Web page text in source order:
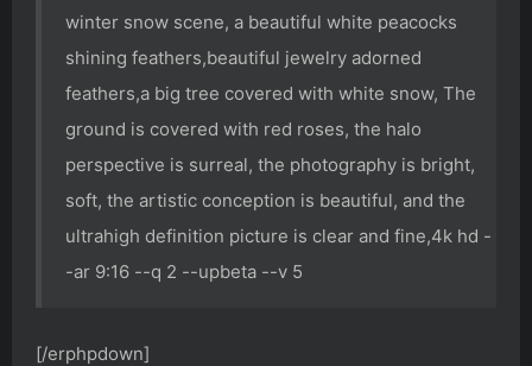
winter snow scene, a beautiful white peacocks
shining feathers,beautiful jewelry adorned
feathers,a big tree covered with white snow, The
ground is covered with red roses, the halo
perspective is surreal, the photography is bright,
soft, the artistic conception is beautiful, and the
ultrahigh definition picture is clear and fine,4k hd -
-ar 9:16 --q 2 --upbeta --v 5
[/erphpdown]